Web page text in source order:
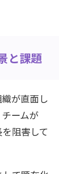
と課題
が直面し
ームが
阻害して